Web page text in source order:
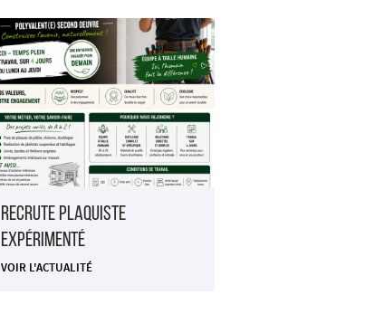
Recrute Plaquiste
expérimenté
VOIR L'ACTUALITÉ